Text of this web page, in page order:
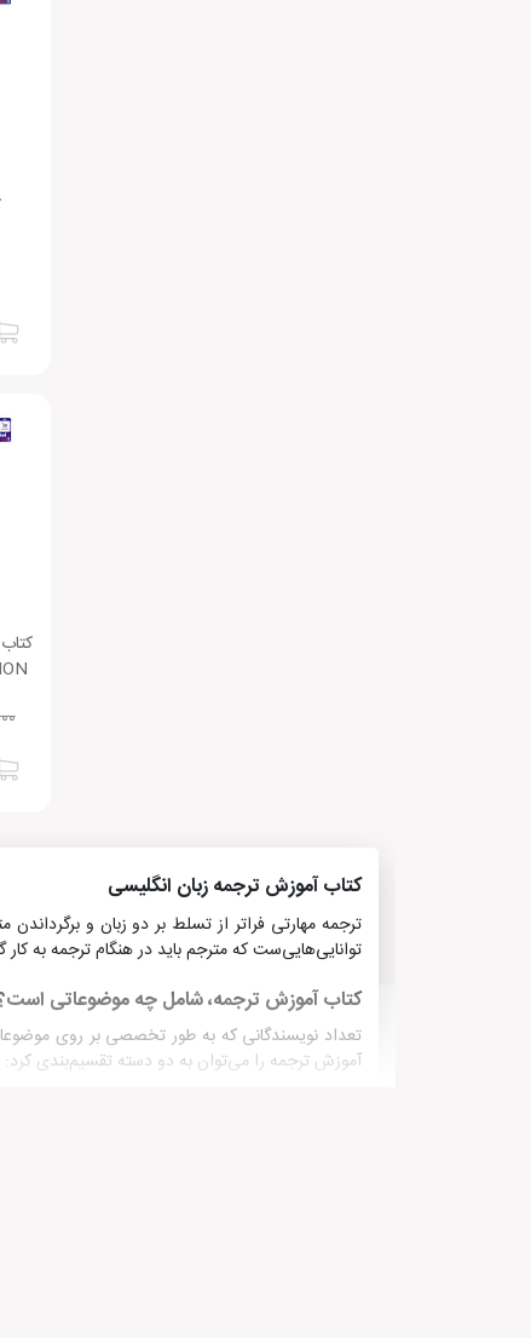
کتاب آموزش ترجمه زبان انگلیسی
ترجمه مهارتی فراتر از تسلط بر دو زبان و
توانایی‌هایی‌ست که مترجم باید در هنگام ترجمه به
کتاب آموزش ترجمه، شامل چه موضوعاتی
تعداد نویسندگانی که به طور تخصصی بر روی
آموزش ترجمه را می‌توان به دو دسته تقسیم‌بندی کرد: